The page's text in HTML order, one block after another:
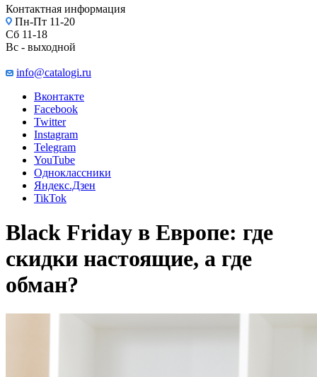
Контактная информация
Пн-Пт 11-20
Сб 11-18
Вс - выходной
info@catalogi.ru
Вконтакте
Facebook
Twitter
Instagram
Telegram
YouTube
Одноклассники
Яндекс.Дзен
TikTok
Black Friday в Европе: где
скидки настоящие, а где
обман?